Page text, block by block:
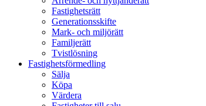
Fastighetsrätt
Generationsskifte
Mark- och miljörätt
Familjerätt
Tvistlösning
Fastighetsförmedling
Sälja
Köpa
Värdera